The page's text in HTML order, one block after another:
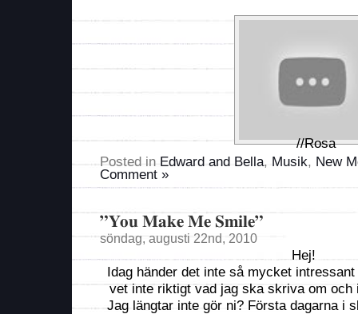
//Rosa
Posted in Edward and Bella, Musik, New
Comment »
”You Make Me Smile”
söndag, augusti 22nd, 2010
Hej!
Idag händer det inte så mycket
vet inte riktigt vad jag ska skriva om och
Jag längtar inte gör ni? Första dagarna i